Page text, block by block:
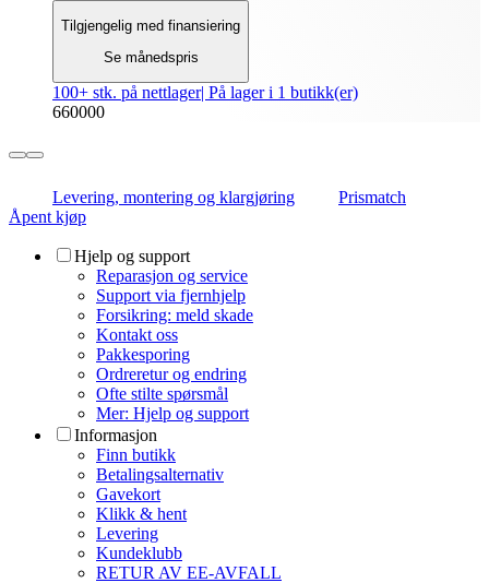
Tilgjengelig med finansiering
Se månedspris
100+ stk. på nettlager| På lager i 1 butikk(er)
660000
Levering, montering og klargjøring
Prismatch
Åpent kjøp
Hjelp og support
Reparasjon og service
Support via fjernhjelp
Forsikring: meld skade
Kontakt oss
Pakkesporing
Ordreretur og endring
Ofte stilte spørsmål
Mer: Hjelp og support
Informasjon
Finn butikk
Betalingsalternativ
Gavekort
Klikk & hent
Levering
Kundeklubb
RETUR AV EE-AVFALL